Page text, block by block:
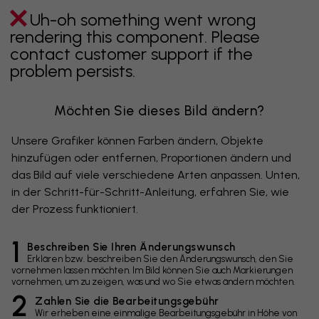
Uh-oh something went wrong
rendering this component. Please
contact customer support if the
problem persists.
Möchten Sie dieses Bild ändern?
Unsere Grafiker können Farben ändern, Objekte
hinzufügen oder entfernen, Proportionen ändern und
das Bild auf viele verschiedene Arten anpassen. Unten,
in der Schritt-für-Schritt-Anleitung, erfahren Sie, wie
der Prozess funktioniert.
1 Beschreiben Sie Ihren Änderungswunsch
Erklären bzw. beschreiben Sie den Änderungswunsch, den Sie
vornehmen lassen möchten. Im Bild können Sie auch Markierungen
vornehmen, um zu zeigen, was und wo Sie etwas ändern möchten.
2 Zahlen Sie die Bearbeitungsgebühr
Wir erheben eine einmalige Bearbeitungsgebühr in Höhe von